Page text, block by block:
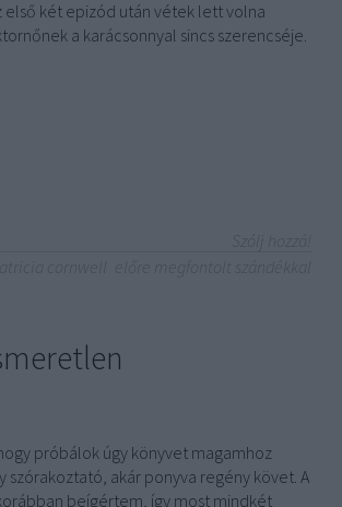
első két epizód után vétek lett volna
a karácsonnyal sincs szerencséje.
próbálok úgy könyvet magamhoz
akár ponyva regény követ. A
beígértem, így most mindkét